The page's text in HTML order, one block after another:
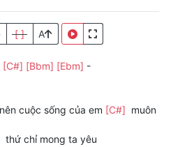
[ ] A
[C#] [Bbm] [Ebm] -
cuộc sống của em [C#] muôn
thứ chỉ mong ta yêu